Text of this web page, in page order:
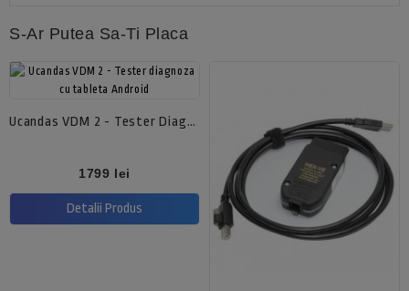
S-Ar Putea Sa-Ti Placa
Ucandas VDM 2 - Tester Diagnoza Cu Tableta Android
Pret
1799 lei
Detalii Produs